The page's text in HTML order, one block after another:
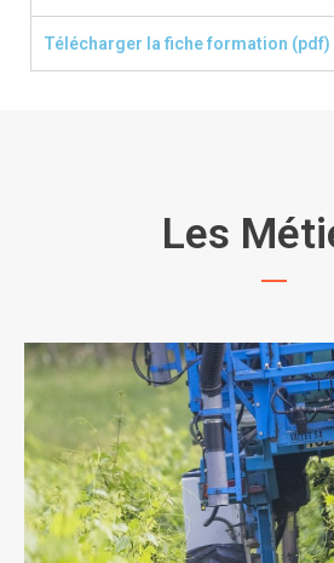
Télécharger la fiche formation (pdf)
Les